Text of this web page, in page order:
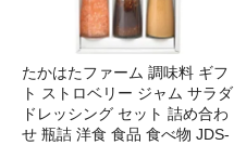
たかはたファーム 調味料 ギフ
ト ストロベリー ジャム サラダ
ドレッシング セット 詰め合わ
せ 瓶詰 洋食 食品 食べ物 JDS-